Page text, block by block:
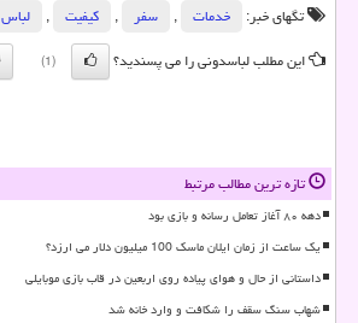
تگهای خبر:
خدمات , سفر , كیفیت ,
لباس
این مطلب لباسدونی را می پسندید؟
(1)
تازه ترین مطالب مرتبط
دهه ۸۰ آغاز تعامل رسانه و بازی بود
یک ساعت از زمان ایلان ماسک 100 میلیون دلار می ارزد؟
داستانی از حال و هوای پیاده روی اربعین در قاب بازی موبایلی
شهاب سنگ سقف را شکافت و وارد خانه شد